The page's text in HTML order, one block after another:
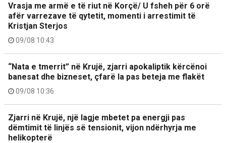
Vrasja me armë e të riut në Korçë/ U fsheh për 6 orë
afër varrezave të qytetit, momenti i arrestimit të
Kristjan Sterjos
09/08 10:43
“Nata e tmerrit” në Krujë, zjarri apokaliptik kërcënoi
banesat dhe bizneset, çfarë la pas beteja me flakët
09/08 10:36
Zjarri në Krujë, një lagje mbetet pa energji pas
dëmtimit të linjës së tensionit, vijon ndërhyrja me
helikopterë